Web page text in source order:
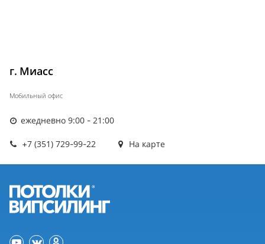
г. Миасс
Мобильный офис
ежедневно 9:00 - 21:00
+7 (351) 729-99-22 На карте